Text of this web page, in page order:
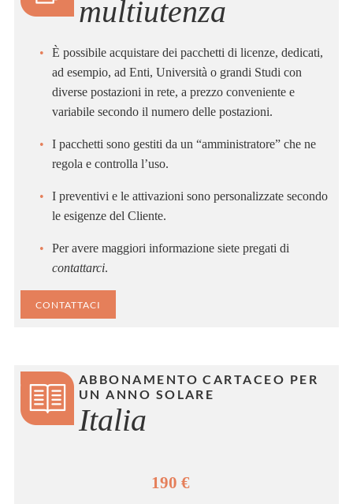
multiutenza
È possibile acquistare dei pacchetti di licenze, dedicati,
ad esempio, ad Enti, Università o grandi Studi con
diverse postazioni in rete, a prezzo conveniente e
variabile secondo il numero delle postazioni.
I pacchetti sono gestiti da un “amministratore” che ne
regola e controlla l’uso.
I preventivi e le attivazioni sono personalizzate secondo
le esigenze del Cliente.
Per avere maggiori informazione siete pregati di
contattarci.
CONTATTACI
ABBONAMENTO CARTACEO PER
UN ANNO SOLARE
Italia
190 €